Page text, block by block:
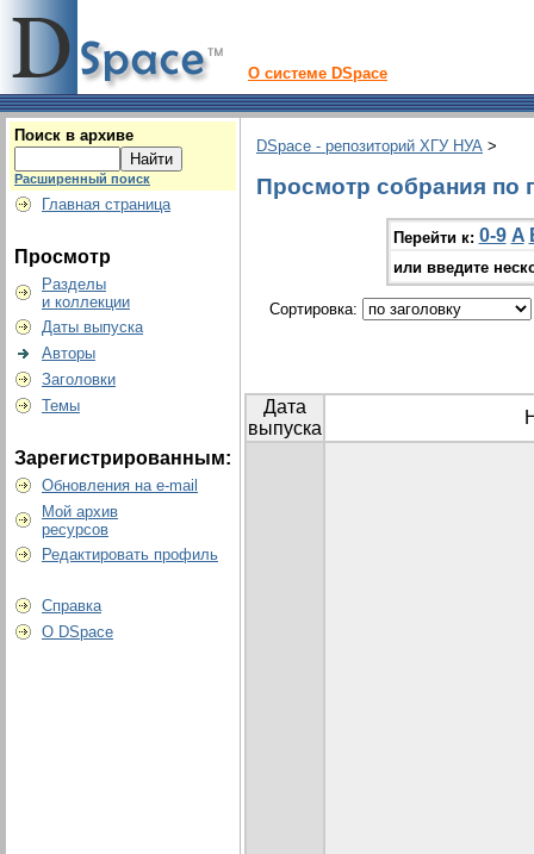
О системе DSpace
Поиск в архиве
Расширенный поиск
Главная страница
Просмотр
Разделы
и коллекции
Даты выпуска
Авторы
Заголовки
Темы
Зарегистрированным:
Обновления на e-mail
Мой архив
ресурсов
Редактировать профиль
Справка
О DSpace
DSpace - репозиторий ХГУ НУА >
Просмотр собрания по
Перейти к: 0-9 A
или введите
Сортировка:
Дата
выпуска